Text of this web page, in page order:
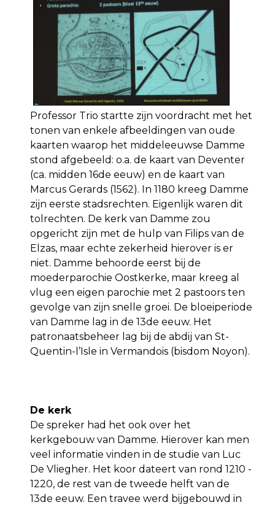
Professor Trio startte zijn voordracht met het
tonen van enkele afbeeldingen van oude
kaarten waarop het middeleeuwse Damme
stond afgebeeld: o.a. de kaart van Deventer
(ca. midden 16de eeuw) en de kaart van
Marcus Gerards (1562). In 1180 kreeg Damme
zijn eerste stadsrechten. Eigenlijk waren dit
tolrechten. De kerk van Damme zou
opgericht zijn met de hulp van Filips van de
Elzas, maar echte zekerheid hierover is er
niet. Damme behoorde eerst bij de
moederparochie Oostkerke, maar kreeg al
vlug een eigen parochie met 2 pastoors ten
gevolge van zijn snelle groei. De bloeiperiode
van Damme lag in de 13de eeuw. Het
patronaatsbeheer lag bij de abdij van St-
Quentin-l’Isle in Vermandois (bisdom Noyon).
De kerk
De spreker had het ook over het
kerkgebouw van Damme. Hierover kan men
veel informatie vinden in de studie van Luc
De Vliegher. Het koor dateert van rond 1210 -
1220, de rest van de tweede helft van de
13de eeuw. Een travee werd bijgebouwd in